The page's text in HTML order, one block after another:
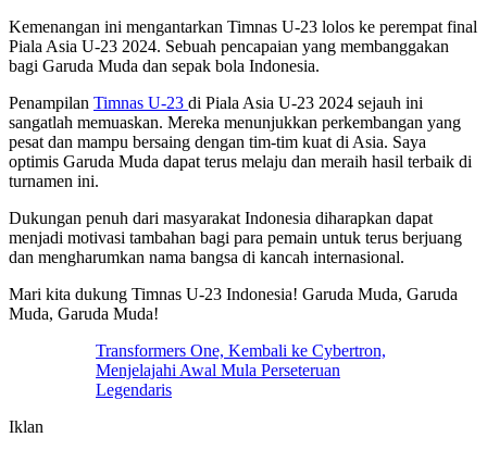
Kemenangan ini mengantarkan Timnas U-23 lolos ke perempat final
Piala Asia U-23 2024. Sebuah pencapaian yang membanggakan
bagi Garuda Muda dan sepak bola Indonesia.
Penampilan Timnas U-23 di Piala Asia U-23 2024 sejauh ini
sangatlah memuaskan. Mereka menunjukkan perkembangan yang
pesat dan mampu bersaing dengan tim-tim kuat di Asia. Saya
optimis Garuda Muda dapat terus melaju dan meraih hasil terbaik di
turnamen ini.
Dukungan penuh dari masyarakat Indonesia diharapkan dapat
menjadi motivasi tambahan bagi para pemain untuk terus berjuang
dan mengharumkan nama bangsa di kancah internasional.
Mari kita dukung Timnas U-23 Indonesia! Garuda Muda, Garuda
Muda, Garuda Muda!
Transformers One, Kembali ke Cybertron,
Menjelajahi Awal Mula Perseteruan
Legendaris
Iklan